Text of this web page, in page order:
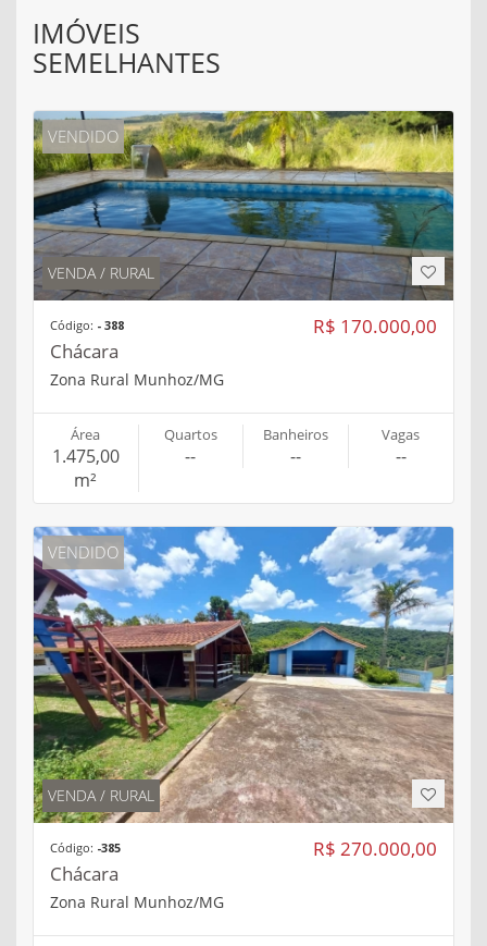
IMÓVEIS
SEMELHANTES
VENDIDO
VENDA / RURAL
R$ 170.000,00
Código: - 388
Chácara
Zona Rural Munhoz/MG
Área
1.475,00
m²
Quartos
--
Banheiros
--
Vagas
--
VENDIDO
VENDA / RURAL
R$ 270.000,00
Código: -385
Chácara
Zona Rural Munhoz/MG